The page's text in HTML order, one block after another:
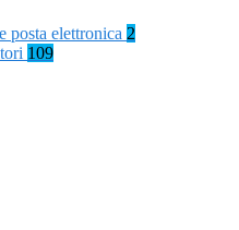
posta elettronica 2
109